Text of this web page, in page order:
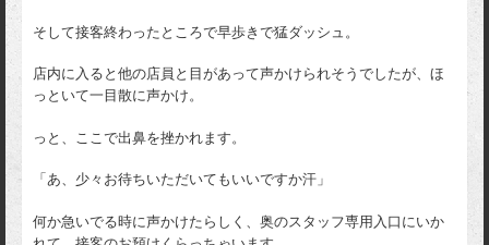
そして接客終わったところで早歩きで猛ダッシュ。
店内に入ると他の店員と目があって声かけられそうでしたが、ほ
っといて一目散に声かけ。
っと、ここで出鼻を挫かれます。
「あ、少々お待ちいただいてもいいですか汗」
何か急いでる時に声かけたらしく、奥のスタッフ専用入口にいか